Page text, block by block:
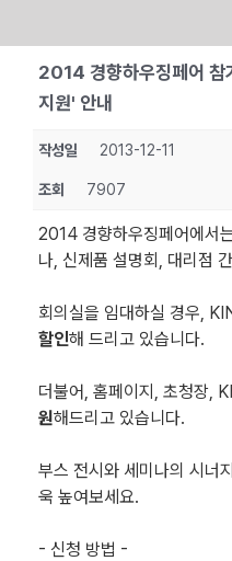
content
2014 경향하우징페어 참
지원' 안내
작성일 2013-12-11
조회 7907
2014 경향하우징페어에서
나, 신제품 설명회, 대리점
회의실을 임대하실 경우,
할인해 드리고 있습니다.
더불어, 홈페이지, 초청장,
원해드리고 있습니다.
부스 전시와 세미나의 시너
욱 높여보세요.
- 신청 방법 -